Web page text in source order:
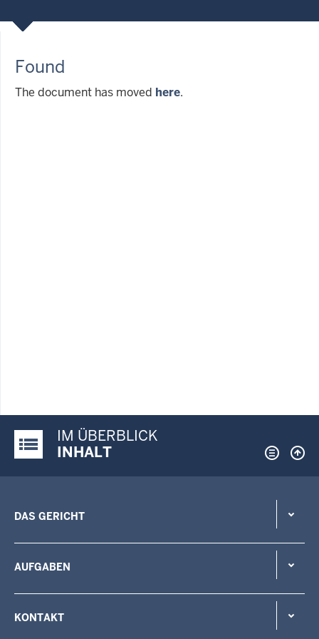
Found
The document has moved here.
Justiz-Portal im Überblick:
IM ÜBERBLICK
INHALT
DAS GERICHT
AUFGABEN
KONTAKT